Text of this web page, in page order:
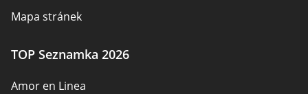
Mapa stránek
TOP Seznamka 2026
Amor en Linea